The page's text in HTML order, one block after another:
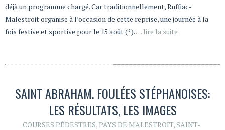
déjà un programme chargé. Car traditionnellement, Ruffiac-
Malestroit organise à l’occasion de cette reprise, une journée à la
fois festive et sportive pour le 15 août (*).… lire la suite
SAINT ABRAHAM. FOULÉES STÉPHANOISES:
LES RÉSULTATS, LES IMAGES
COURSES PÉDESTRES,PAYS DE MALESTROIT,SAINT-